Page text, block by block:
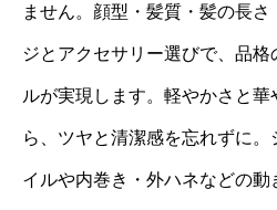
ません。顔型・髪質・髪の長
ジとアクセサリー選びで、品格
ルが実現します。軽やかさと
ら、ツヤと清潔感を忘れずに
イルや内巻き・外ハネなどの